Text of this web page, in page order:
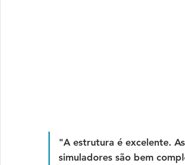
"A estrutura é excelente.
simuladores são bem